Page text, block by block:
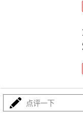
\"西方担心的事
点评一下